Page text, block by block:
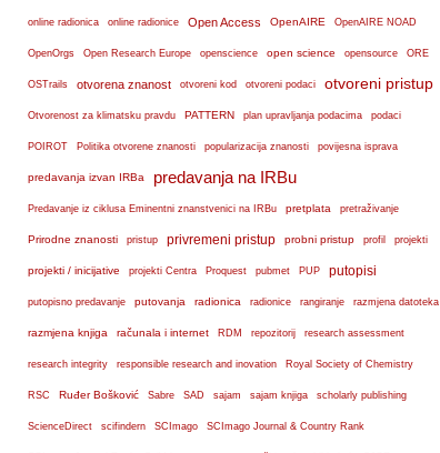
online radionica online radionice Open Access OpenAIRE OpenAIRE NOAD
OpenOrgs Open Research Europe openscience open science opensource ORE
OSTrails otvorena znanost otvoreni kod otvoreni podaci otvoreni pristup
Otvorenost za klimatsku pravdu PATTERN plan upravljanja podacima podaci
POIROT Politika otvorene znanosti popularizacija znanosti povijesna isprava
predavanja izvan IRBa predavanja na IRBu
Predavanje iz ciklusa Eminentni znanstvenici na IRBu pretplata pretraživanje
Prirodne znanosti pristup privremeni pristup probni pristup profil projekti
projekti / inicijative projekti Centra Proquest pubmet PUP putopisi
putopisno predavanje putovanja radionica radionice rangiranje razmjena datoteka
razmjena knjiga računala i internet RDM repozitorij research assessment
research integrity responsible research and inovation Royal Society of Chemistry
RSC Ruđer Bošković Sabre SAD sajam sajam knjiga scholarly publishing
ScienceDirect scifindern SCImago SCImago Journal & Country Rank